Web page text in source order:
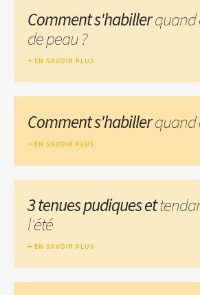
Comment s'habillerquand
de peau ?
EN SAVOIR PLUS
Comment s'habillerquand
EN SAVOIR PLUS
3 tenues pudiques et
l'été
EN SAVOIR PLUS